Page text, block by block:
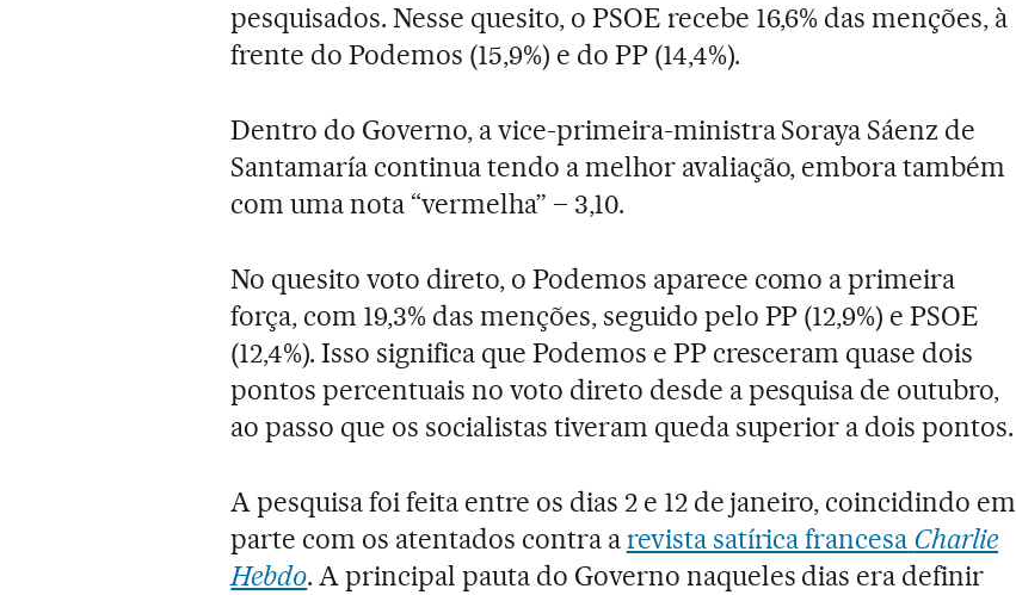
pesquisados. Nesse quesito, o PSOE recebe 16,6% das menções, à
frente do Podemos (15,9%) e do PP (14,4%).
Dentro do Governo, a vice-primeira-ministra Soraya Sáenz de
Santamaría continua tendo a melhor avaliação, embora também
com uma nota “vermelha” – 3,10.
No quesito voto direto, o Podemos aparece como a primeira
força, com 19,3% das menções, seguido pelo PP (12,9%) e PSOE
(12,4%). Isso significa que Podemos e PP cresceram quase dois
pontos percentuais no voto direto desde a pesquisa de outubro,
ao passo que os socialistas tiveram queda superior a dois pontos.
A pesquisa foi feita entre os dias 2 e 12 de janeiro, coincidindo em
parte com os atentados contra arevista satírica francesa Charlie
Hebdo. A principal pauta do Governo naqueles dias era definir